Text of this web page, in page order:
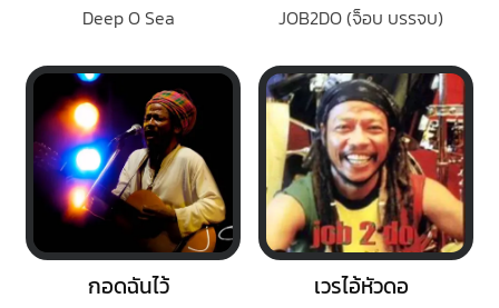
Deep O Sea JOB2DO (จ็อบ บรรจบ)
กอดฉันไว้ เวรไอ้หัวดอ